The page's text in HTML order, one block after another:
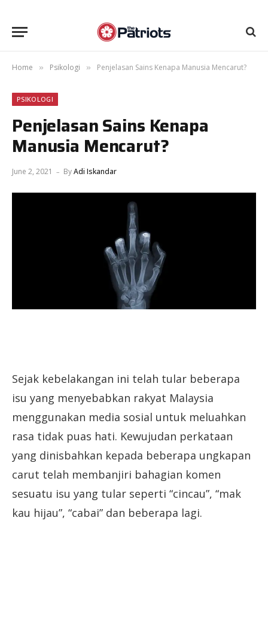
Home » Psikologi » Penjelasan Sains Kenapa Manusia Mencarut?
PSIKOLOGI
Penjelasan Sains Kenapa
Manusia Mencarut?
June 2, 2021 ByAdi Iskandar
Sejak kebelakangan ini telah tular beberapa
isu yang menyebabkan rakyat Malaysia
menggunakan media sosial untuk meluahkan
rasa tidak puas hati. Kewujudan perkataan
yang dinisbahkan kepada beberapa ungkapan
carut telah membanjiri bahagian komen
sesuatu isu yang tular seperti “cincau”, “mak
kau hijau”, “cabai” dan beberapa lagi.